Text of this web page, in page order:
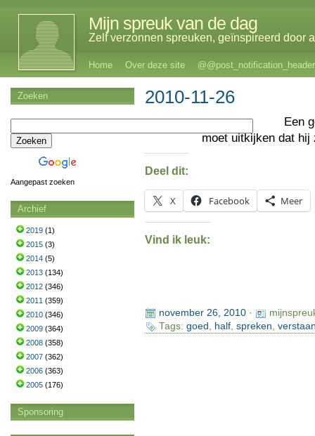
Mijn spreuk van de dag
Zelf verzonnen spreuken, geïnspireerd door
Home Over deze site @@post_notification_header
2010-11-26
Een
moet uitkijken dat
Deel dit:
X Facebook Meer
Vind ik leuk:
november 26, 2010·
Tags: goed , half, spreken,
Zoeken
Aangepast zoeken
Archief
2019 (1)
2015 (3)
2014 (5)
2013 (134)
2012 (346)
2011 (359)
2010 (346)
2009 (364)
2008 (358)
2007 (362)
2006 (363)
2005 (176)
Sponsoring